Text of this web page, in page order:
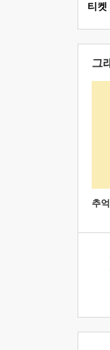
티켓
그
추